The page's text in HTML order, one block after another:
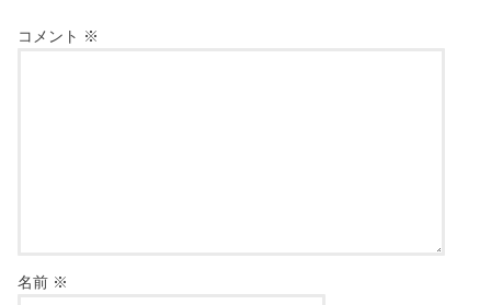
コメント ※
名前 ※